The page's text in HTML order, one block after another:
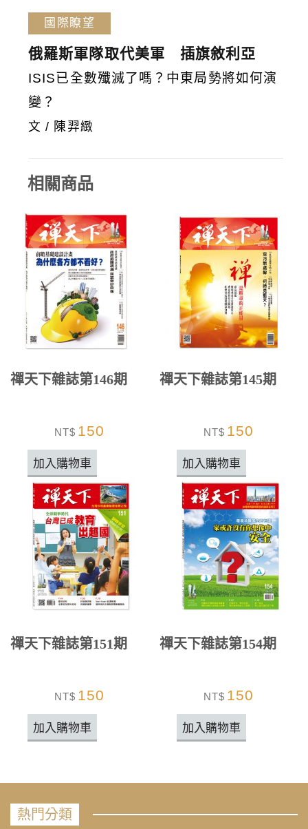
國際瞭望
俄羅斯軍隊取代美軍 插旗敘利亞
ISIS已全數殲滅了嗎？中東局勢將如何演
變？
文 / 陳羿緻
相關商品
禪天下雜誌第146期
NT$ 150
加入購物車
禪天下雜誌第145期
NT$ 150
加入購物車
禪天下雜誌第151期
NT$ 150
加入購物車
禪天下雜誌第154期
NT$ 150
加入購物車
熱門分類